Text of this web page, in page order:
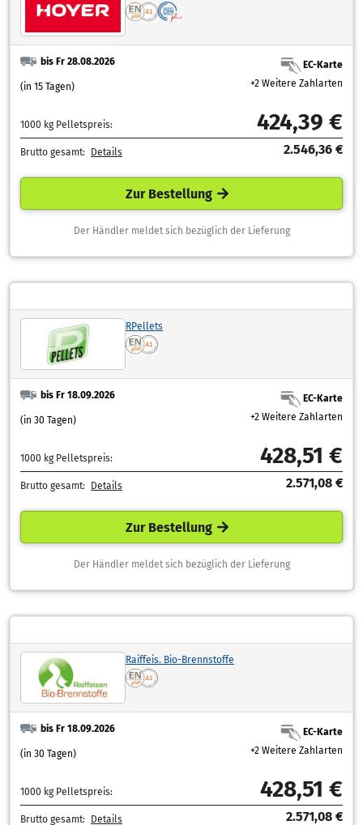
bis Fr 28.08.2026
(in 15 Tagen)
EC-Karte
+2 Weitere Zahlarten
1000 kg Pelletspreis: 424,39 €
Brutto gesamt: Details 2.546,36 €
Zur Bestellung
Der Händler meldet sich bezüglich der Lieferung
RPellets
bis Fr 18.09.2026
(in 30 Tagen)
EC-Karte
+2 Weitere Zahlarten
1000 kg Pelletspreis: 428,51 €
Brutto gesamt: Details 2.571,08 €
Zur Bestellung
Der Händler meldet sich bezüglich der Lieferung
Raiffeis. Bio-Brennstoffe
bis Fr 18.09.2026
(in 30 Tagen)
EC-Karte
+2 Weitere Zahlarten
1000 kg Pelletspreis: 428,51 €
Brutto gesamt: Details 2.571,08 €